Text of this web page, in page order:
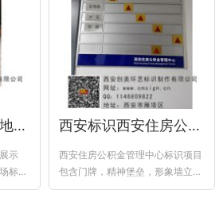
西安标识奥园御府地产项目
示
标识
料展
西安标识西安住房公积金管理中心标识项目
西安住房公积金管理中心标识项目
包含门牌，精神堡垒，形象墙立体
字，宣传栏，楼体立体字，楼层